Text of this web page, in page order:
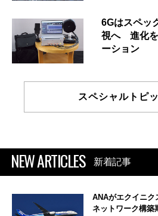
6Gはスペッ
視へ 進化を
ーション
スペシャルトピ
NEW ARTICLES 新着記事
ANAがエクイニク
ネットワーク構築